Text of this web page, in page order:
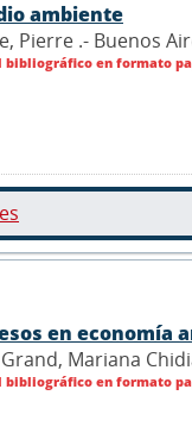
ambiente
Pierre .- Buenos
bibliográfico en formato
en economía
Mariana
bibliográfico en formato